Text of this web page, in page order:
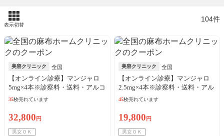
表示切替
104件
美容クリニック 全国
【オンライン診療】マンジャロ
5mg×4本※診察料・送料・アルコ
ール綿込／リピート可
35枚売れています
32,800 円
男女ＯＫ
美容クリニック 全国
【オンライン診療】マンジャロ
2.5mg×4本※診察料・送料・アル
コール綿込／リピート可
45枚売れています
19,800 円
男女ＯＫ